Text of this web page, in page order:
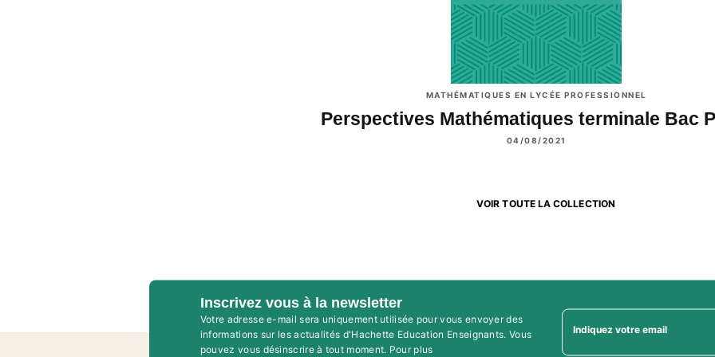
MATHÉMATIQUES EN LYCÉE PROFESSIONNEL
Perspectives Mathématiques terminale Bac
04/08/2021
VOIR TOUTE LA COLLECTION
Inscrivez vous à la newsletter
Votre adresse e-mail sera uniquement utilisée pour vous envoyer des
informations sur les actualités d'Hachette Education Enseignants. Vous
pouvez vous désinscrire à tout moment. Pour plus
Indiquez votre email